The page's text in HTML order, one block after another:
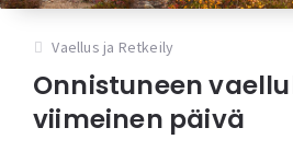
Vaellus ja Retkeily
Onnistuneen
viimeinen päivä